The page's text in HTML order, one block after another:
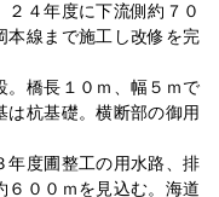
４年度に下流側約７０
本線まで施工し改修を完
橋長１０ｍ、幅５ｍで
杭基礎。横断部の御用
度圃整工の用水路、排
６００ｍを見込む。海道